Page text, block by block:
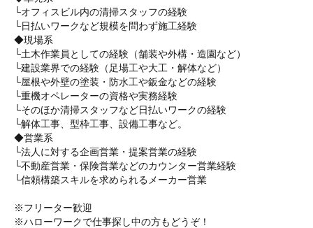
└オフィスビル内の清掃スタッフの経験
└日払いワークなど規模を問わず施工経験
◆現場系
└土木作業員としての経験（舗装や外構・造園など）
└建設業界での経験（足場工や大工・解体など）
└屋根や外壁の塗装・防水工や鈑金などの経験
└重機オペレーターの資格や実務経験
└そのほか清掃スタッフなど日払いワークの経験
└解体工事、型枠工事、設備工事など。
◆営業系
└法人に対する企画営業・提案営業の経験
└不動産営業・保険営業などのカウンター営業経験
└信頼構築スキルを求められるメーカー営業
※フリーター歓迎
※ハローワークで仕事探し中の方もどうぞ！